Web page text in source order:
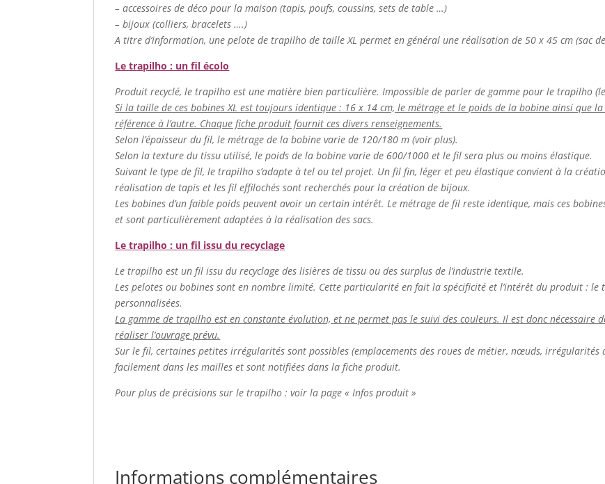
– accessoires de déco pour la maison (tapis, poufs, coussins, sets de table …)
– bijoux (colliers, bracelets ….)
A titre d’information, une pelote de trapilho de taille XL permet en général une réalisation de 50 x 45 cm (sac
Le trapilho : un fil écolo
Produit recyclé, le trapilho est une matière bien particulière. Impossible de parler de gamme pour le trapilho
Si la taille de ces bobines XL est toujours identique : 16 x 14 cm, le métrage et le poids de la bobine ainsi que
référence à l’autre. Chaque fiche produit fournit ces divers renseignements.
Selon l’épaisseur du fil, le métrage de la bobine varie de 120/180 m (voir plus).
Selon la texture du tissu utilisé, le poids de la bobine varie de 600/1000 et le fil sera plus ou moins élastique.
Suivant le type de fil, le trapilho s’adapte à tel ou tel projet. Un fil fin, léger et peu élastique convient à la
réalisation de tapis et les fil effilochés sont recherchés pour la création de bijoux.
Les bobines d’un faible poids peuvent avoir un certain intérêt. Le métrage de fil reste identique, mais ces
et sont particulièrement adaptées à la réalisation des sacs.
Le trapilho : un fil issu du recyclage
Le trapilho est un fil issu du recyclage des lisières de tissu ou des surplus de l’industrie textile.
Les pelotes ou bobines sont en nombre limité. Cette particularité en fait la spécificité et l’intérêt du produit :
personnalisées.
La gamme de trapilho est en constante évolution, et ne permet pas le suivi des couleurs. Il est donc
réaliser l’ouvrage prévu.
Sur le fil, certaines petites irrégularités sont possibles (emplacements des roues de métier, nœuds, irrégularités
facilement dans les mailles et sont notifiées dans la fiche produit.
Pour plus de précisions sur le trapilho : voir la page « Infos produit »
Informations complémentaires